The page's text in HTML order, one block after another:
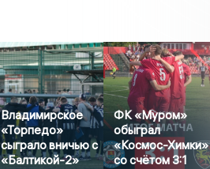
Владимирское
«Торпедо»
сыграло вничью с
«Балтикой-2»
ФК «Муром»
обыграл
«Космос-Химки»
со счётом 3:1